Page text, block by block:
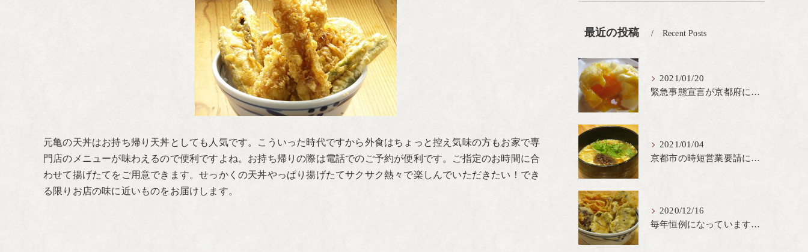
元亀の天丼はお持ち帰り天丼としても人気です。こういった時代ですから外食はちょっと控え気味の方もお家で専
門店のメニューが味わえるので便利ですよね。お持ち帰りの際は電話でのご予約が便利です。ご指定のお時間に合
わせて揚げたてをご用意できます。せっかくの天丼やっぱり揚げたてサクサク熱々で楽しんでいただきたい！でき
る限りお店の味に近いものをお届けします。
最近の投稿 Recent Posts
2021/01/20
緊急事態宣言が京都府にも発出され当店も要請に従って20時完全閉店という形で営業なるべく短期間での要請解除へ一致団結です
2021/01/04
京都市の時短営業要請に従ってしばらくの間20時までの営業とさせていただいております。寒い時期には温かいお蕎麦がおすすめ
2020/12/16
毎年恒例になっています冬の名物、牡蠣天丼が販売開始です、広島県産の大粒牡蠣を使用し天ぷらならではのカリと衣クリーミーな味わいをどうぞ